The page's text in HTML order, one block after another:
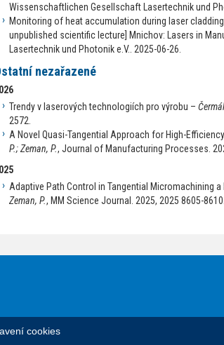
Wissenschaftlichen Gesellschaft Lasertechnik und
Monitoring of heat accumulation during laser
unpublished scientific lecture] Mnichov: Lasers in
Lasertechnik und Photonik e.V.. 2025-06-26.
nezařazené
Trendy v laserových technologiích pro výrobu –
2572.
A Novel Quasi-Tangential Approach for High-
P.; Zeman, P., Journal of Manufacturing Processes.
Adaptive Path Control in Tangential Micromachining a
Zeman, P., MM Science Journal. 2025, 2025 8605-
cookies